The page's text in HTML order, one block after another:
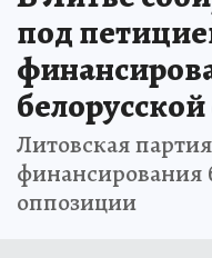
под
Литовская
финансирования
оппозиции